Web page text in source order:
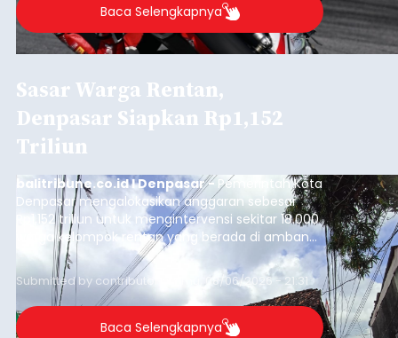
Baca Selengkapnya
Sasar Warga Rentan,
Denpasar Siapkan Rp1,152
Triliun
balitribune.co.id I Denpasar - Pemerintah Kota
Denpasar mengalokasikan anggaran sebesar
Rp1,152 triliun untuk mengintervensi sekitar 18.000
warga kelompok rentan yang berada di ambang
garis kemiskinan. Langkah strategis ini diambil
guna menjaga masyarakat yang berada pada
kelompok desil 5 dan 6 tersebut agar tidak
merosot ke kategori miskin.
Submitted by contributor Thu, 08/06/2026 - 21:31
Baca Selengkapnya